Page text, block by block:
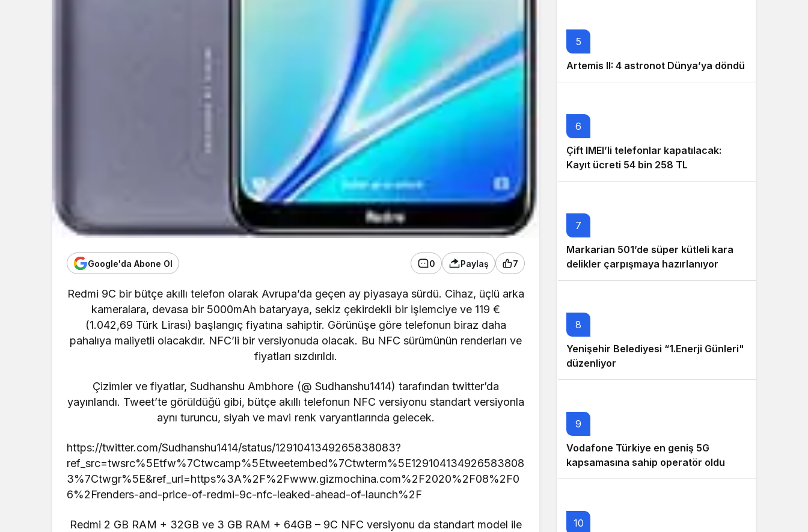
Google'da Abone Ol 0 Paylaş 7
Redmi 9C bir bütçe akıllı telefon olarak Avrupa’da geçen ay piyasaya sürdü. Cihaz, üçlü arka
kameralara, devasa bir 5000mAh bataryaya, sekiz çekirdekli bir işlemciye ve 119 €
(1.042,69 Türk Lirası) başlangıç ​​fiyatına sahiptir. Görünüşe göre telefonun biraz daha
pahalıya maliyetli olacakdır. NFC’li bir versiyonuda olacak. Bu NFC sürümünün renderları ve
fiyatları sızdırıldı.
Çizimler ve fiyatlar, Sudhanshu Ambhore (@ Sudhanshu1414) tarafından twitter’da
yayınlandı. Tweet’te görüldüğü gibi, bütçe akıllı telefonun NFC versiyonu standart versiyonla
aynı turuncu, siyah ve mavi renk varyantlarında gelecek.
https://twitter.com/Sudhanshu1414/status/1291041349265838083?
ref_src=twsrc%5Etfw%7Ctwcamp%5Etweetembed%7Ctwterm%5E129104134926583808
3%7Ctwgr%5E&ref_url=https%3A%2F%2Fwww.gizmochina.com%2F2020%2F08%2F0
6%2Frenders-and-price-of-redmi-9c-nfc-leaked-ahead-of-launch%2F
Redmi 2 GB RAM + 32GB ve 3 GB RAM + 64GB – 9C NFC versiyonu da standart model ile
5
Artemis II: 4 astronot Dünya’ya döndü
6
Çift IMEI’li telefonlar kapatılacak:
Kayıt ücreti 54 bin 258 TL
7
Markarian 501’de süper kütleli kara
delikler çarpışmaya hazırlanıyor
8
Yenişehir Belediyesi “1.Enerji Günleri"
düzenliyor
9
Vodafone Türkiye en geniş 5G
kapsamasına sahip operatör oldu
10